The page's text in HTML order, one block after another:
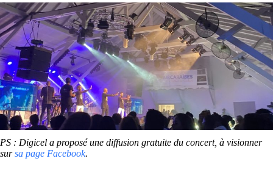
PS : Digicel a proposé une diffusion gratuite du concert, à visionner
sursa page Facebook.